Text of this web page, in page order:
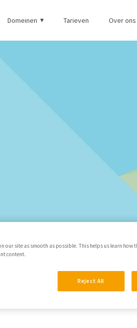
Domeinen Tarieven Over ons
our site as smooth as possible. This helps us learn how
content.
Reject All